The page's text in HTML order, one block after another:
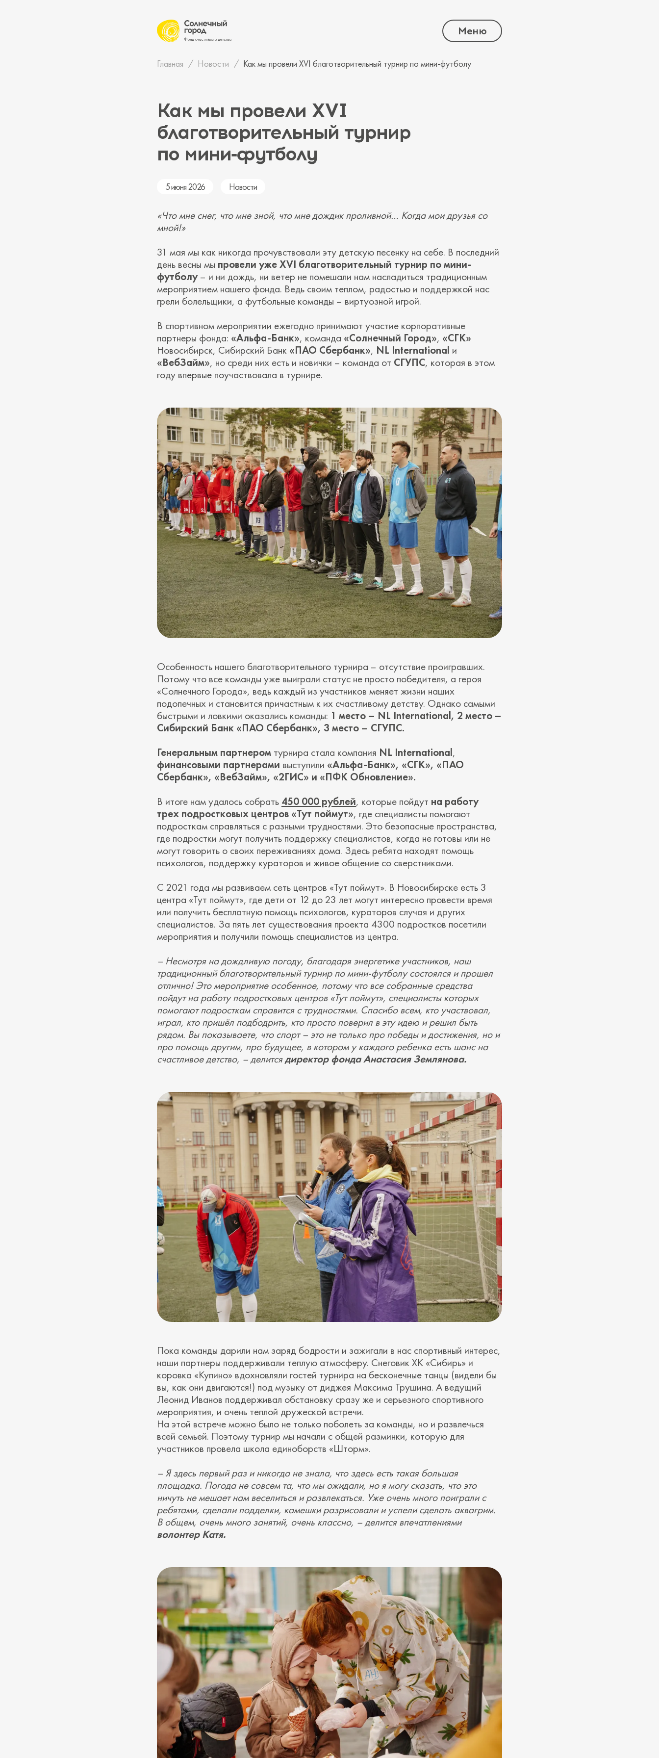
Меню
Главная Новости Как мы провели XVI благотворительный турнир по мини‑футболу
Как мы провели XVI
благотворительный турнир
по мини‑футболу
5 июня 2026 Новости
«Что мне снег, что мне зной, что мне дождик проливной… Когда мои друзья со
мной!»
31 мая мы как никогда прочувствовали эту детскую песенку на себе. В последний
день весны мы провели уже XVI благотворительный турнир по мини-
футболу– и ни дождь, ни ветер не помешали нам насладиться традиционным
мероприятием нашего фонда. Ведь своим теплом, радостью и поддержкой нас
грели болельщики, а футбольные команды – виртуозной игрой.
В спортивном мероприятии ежегодно принимают участие корпоративные
партнеры фонда: «Альфа-Банк», команда «Солнечный Город», «СГК»
Новосибирск, Сибирский Банк «ПАО Сбербанк», NL International и
«ВебЗайм», но среди них есть и новички – команда от СГУПС, которая в этом
году впервые поучаствовала в турнире.
Особенность нашего благотворительного турнира – отсутствие проигравших.
Потому что все команды уже выиграли статус не просто победителя, а героя
«Солнечного Города», ведь каждый из участников меняет жизни наших
подопечных и становится причастным к их счастливому детству. Однако самыми
быстрыми и ловкими оказались команды: 1 место – NL International, 2 место –
Сибирский Банк «ПАО Сбербанк», 3 место – СГУПС.
Генеральным партнером турнира стала компания NL International,
финансовыми партнерами выступили «Альфа-Банк», «СГК», «ПАО
Сбербанк», «ВебЗайм», «2ГИС» и «ПФК Обновление».
В итоге нам удалось собрать 450 000 рублей, которые пойдут на работу
трех подростковых центров «Тут поймут», где специалисты помогают
подросткам справляться с разными трудностями. Это безопасные пространства,
где подростки могут получить поддержку специалистов, когда не готовы или не
могут говорить о своих переживаниях дома. Здесь ребята находят помощь
психологов, поддержку кураторов и живое общение со сверстниками.
С 2021 года мы развиваем сеть центров «Тут поймут». В Новосибирске есть 3
центра «Тут поймут», где дети от 12 до 23 лет могут интересно провести время
или получить бесплатную помощь психологов, кураторов случая и других
специалистов. За пять лет существования проекта 4300 подростков посетили
мероприятия и получили помощь специалистов из центра.
– Несмотря на дождливую погоду, благодаря энергетике участников, наш
традиционный благотворительный турнир по мини-футболу состоялся и прошел
отлично! Это мероприятие особенное, потому что все собранные средства
пойдут на работу подростковых центров «Тут поймут», специалисты которых
помогают подросткам справится с трудностями. Спасибо всем, кто участвовал,
играл, кто пришёл подбодрить, кто просто поверил в эту идею и решил быть
рядом. Вы показываете, что спорт – это не только про победы и достижения, но и
про помощь другим, про будущее, в котором у каждого ребенка есть шанс на
счастливое детство, – делитсядиректор фонда Анастасия Землянова.
Пока команды дарили нам заряд бодрости и зажигали в нас спортивный интерес,
наши партнеры поддерживали теплую атмосферу. Снеговик ХК «Сибирь» и
коровка «Купино» вдохновляли гостей турнира на бесконечные танцы (видели бы
вы, как они двигаются!) под музыку от диджея Максима Трушина. А ведущий
Леонид Иванов поддерживал обстановку сразу же и серьезного спортивного
мероприятия, и очень теплой дружеской встречи.
На этой встрече можно было не только поболеть за команды, но и развлечься
всей семьей. Поэтому турнир мы начали с общей разминки, которую для
участников провела школа единоборств «Шторм».
– Я здесь первый раз и никогда не знала, что здесь есть такая большая
площадка. Погода не совсем та, что мы ожидали, но я могу сказать, что это
ничуть не мешает нам веселиться и развлекаться. Уже очень много поиграли с
ребятами, сделали подделки, камешки разрисовали и успели сделать аквагрим.
В общем, очень много занятий, очень классно, – делится впечатлениями
волонтер Катя.